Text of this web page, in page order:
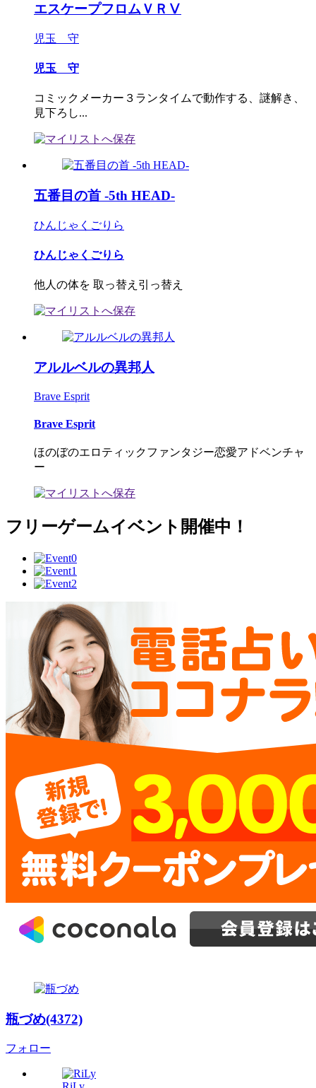
エスケープフロムＶＲⅤ
児玉 守
児玉 守
コミックメーカー３ランタイムで動作する、謎解き、
見下ろし...
五番目の首 -5th HEAD-
ひんじゃくごりら
ひんじゃくごりら
他人の体を 取っ替え引っ替え
アルルベルの異邦人
Brave Esprit
Brave Esprit
ほのぼのエロティックファンタジー恋愛アドベンチャ
ー
フリーゲームイベント開催中！
瓶づめ(4372)
フォロー